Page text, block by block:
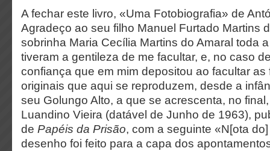
A fechar este livro, «Uma Fotobiografia» de
Agradeço ao seu filho Manuel Furtado Martins
sobrinha Maria Cecília Martins do Amaral toda
tiveram a gentileza de me facultar, e, no caso
confiança que em mim depositou ao facultar
originais que aqui se reproduzem, desde a
seu Golungo Alto, a que se acrescenta, no
Luandino Vieira (datável de Junho de 1963),
de Papéis da Prisão, com a seguinte «N[ota
desenho foi feito para a capa dos